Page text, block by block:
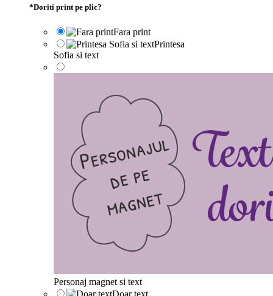
*Doriti print pe plic?
Fara print
Printesa
Sofia si text
Personaj magnet si text